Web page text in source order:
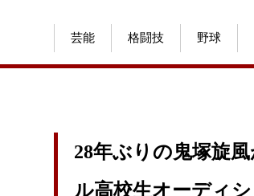
芸能 格闘技 野球
28年ぶりの鬼塚旋
ル高校生オーディ